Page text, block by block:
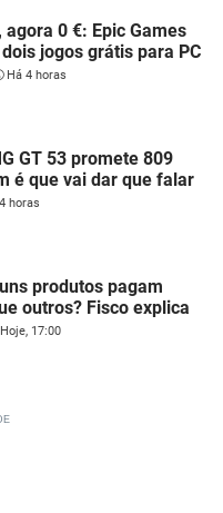
agora 0 €: Epic Games
jogos grátis para PC
Há 4 horas
GT 53 promete 809
é que vai dar que falar
horas
produtos pagam
outros? Fisco explica
Hoje, 17:00